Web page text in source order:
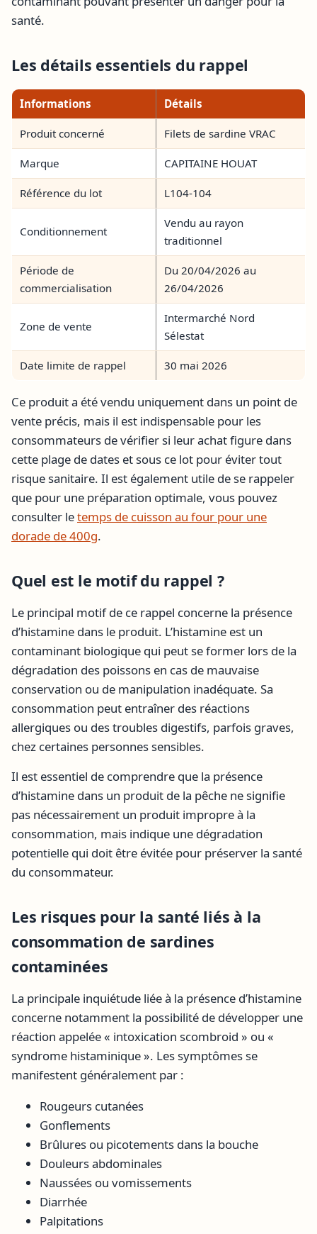
santé.
Les détails essentiels du rappel
Informations Détails
Produit concerné Filets de sardine VRAC
Marque CAPITAINE HOUAT
Référence du lot L104-104
Conditionnement
Vendu au rayon
traditionnel
Période de
commercialisation
Du 20/04/2026 au
26/04/2026
Zone de vente
Intermarché Nord
Sélestat
Date limite de rappel 30 mai 2026
Ce produit a été vendu uniquement dans un point de
vente précis, mais il est indispensable pour les
consommateurs de vérifier si leur achat figure dans
cette plage de dates et sous ce lot pour éviter tout
risque sanitaire. Il est également utile de se rappeler
que pour une préparation optimale, vous pouvez
consulter letemps de cuisson au four pour une
dorade de 400g.
Quel est le motif du rappel ?
Le principal motif de ce rappel concerne la présence
d’histamine dans le produit. L’histamine est un
contaminant biologique qui peut se former lors de la
dégradation des poissons en cas de mauvaise
conservation ou de manipulation inadéquate. Sa
consommation peut entraîner des réactions
allergiques ou des troubles digestifs, parfois graves,
chez certaines personnes sensibles.
Il est essentiel de comprendre que la présence
d’histamine dans un produit de la pêche ne signifie
pas nécessairement un produit impropre à la
consommation, mais indique une dégradation
potentielle qui doit être évitée pour préserver la santé
du consommateur.
Les risques pour la santé liés à la
consommation de sardines
contaminées
La principale inquiétude liée à la présence d’histamine
concerne notamment la possibilité de développer une
réaction appelée « intoxication scombroid » ou «
syndrome histaminique ». Les symptômes se
manifestent généralement par :
Rougeurs cutanées
Gonflements
Brûlures ou picotements dans la bouche
Douleurs abdominales
Naussées ou vomissements
Diarrhée
Palpitations